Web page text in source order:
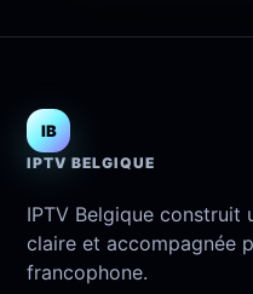
IB
IPTV BELGIQUE
IPTV Belgique construit
claire et accompagnée
francophone.